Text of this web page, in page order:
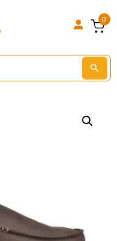
0
Search